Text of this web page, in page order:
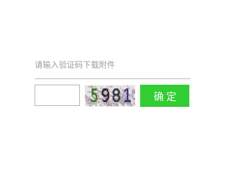
请输入验证码下载附件